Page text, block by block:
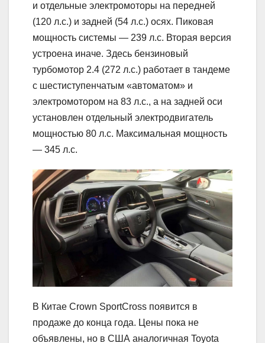
и отдельные электромоторы на передней
(120 л.с.) и задней (54 л.с.) осях. Пиковая
мощность системы — 239 л.с. Вторая версия
устроена иначе. Здесь бензиновый
турбомотор 2.4 (272 л.с.) работает в тандеме
с шестиступенчатым «автоматом» и
электромотором на 83 л.с., а на задней оси
установлен отдельный электродвигатель
мощностью 80 л.с. Максимальная мощность
— 345 л.с.
В Китае Crown SportCross появится в
продаже до конца года. Цены пока не
объявлены, но в США аналогичная Toyota